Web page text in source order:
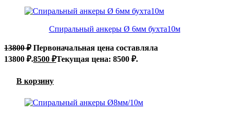
Спиральный анкеры Ø 6мм бухта10м
13800₽ Первоначальная цена составляла
13800 ₽.8500 ₽Текущая цена: 8500 ₽.
В корзину